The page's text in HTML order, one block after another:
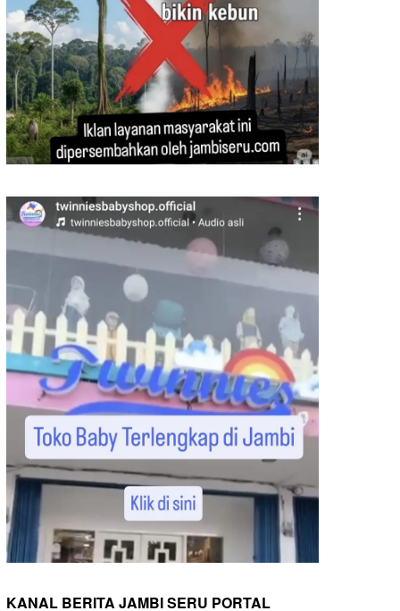
KANAL BERITA JAMBI SERU PORTAL